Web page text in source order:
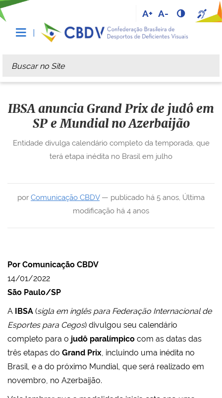
A+ A-
Busca
Busca Avançada…
IBSA anuncia Grand Prix de judô em
SP e Mundial no Azerbaijão
por Comunicação CBDV— publicado há 5 anos, Última
modificação há 4 anos
Entidade divulga calendário completo da temporada, que
terá etapa inédita no Brasil em julho
Por Comunicação CBDV
14/01/2022
São Paulo/SP
A IBSA (sigla em inglês para Federação Internacional de
Esportes para Cegos) divulgou seu calendário
completo para o judô paralímpico com as datas das
três etapas do Grand Prix, incluindo uma inédita no
Brasil, e a do próximo Mundial, que será realizado em
novembro, no Azerbaijão.